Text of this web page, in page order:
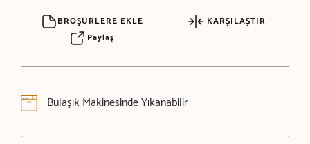
BROŞÜRLERE EKLE
KARŞILAŞTIR
Paylaş
Bulaşık Makinesinde Yıkanabilir